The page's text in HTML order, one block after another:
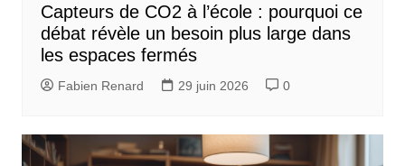
Capteurs de CO2 à l’école : pourquoi ce
débat révèle un besoin plus large dans
les espaces fermés
Fabien Renard 29 juin 2026 0